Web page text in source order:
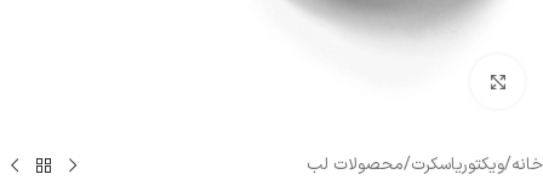
خانه/ویکتوریاسکرت/محصولات لب